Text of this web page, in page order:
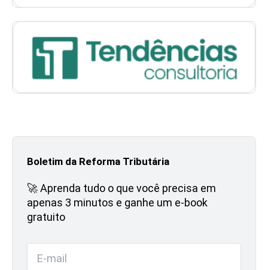
Boletim da Reforma Tributária
🚀 Aprenda tudo o que você precisa em
apenas 3 minutos e ganhe um e-book
gratuito